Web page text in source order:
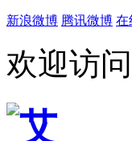
新浪微博 腾讯微博 在
欢迎访